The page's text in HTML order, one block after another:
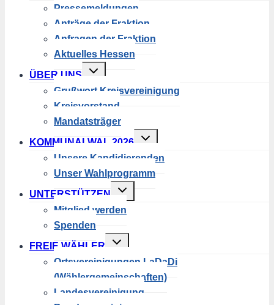
Pressemeldungen
Anträge der Fraktion
Anfragen der Fraktion
Aktuelles Hessen
ÜBER UNS
Untermenü
umschalten
Grußwort Kreisvereinigung
Kreisvorstand
Mandatsträger
KOMMUNALWAL 2026
Untermenü
umschalten
Unsere Kandidierenden
Unser Wahlprogramm
UNTERSTÜTZEN
Untermenü
umschalten
Mitglied werden
Spenden
FREIE WÄHLER
Untermenü
umschalten
Ortsvereinigungen LaDaDi
(Wählergemeinschaften)
Landesvereinigung